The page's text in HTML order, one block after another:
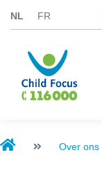
NL FR
Over ons